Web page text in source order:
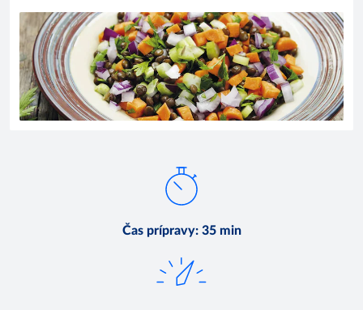
Čas prípravy: 35 min